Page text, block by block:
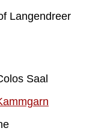
Langendreer
Saal